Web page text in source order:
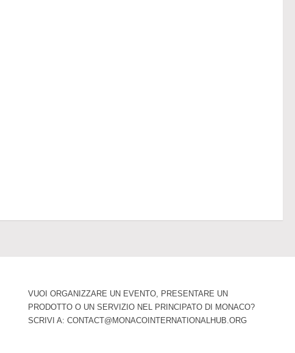
VUOI ORGANIZZARE UN EVENTO, PRESENTARE UN
PRODOTTO O UN SERVIZIO NEL PRINCIPATO DI MONACO?
SCRIVI A: CONTACT@MONACOINTERNATIONALHUB.ORG